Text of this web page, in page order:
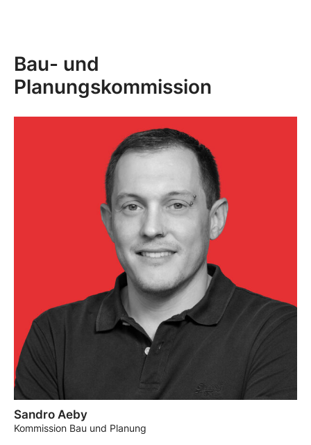
Bau- und
Planungskommission
Sandro Aeby
Kommission Bau und Planung